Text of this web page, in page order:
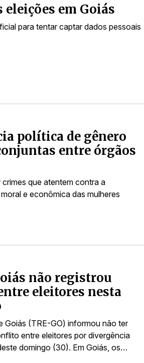
eleições em Goiás
para tentar captar dados pessoais
política de gênero
entre órgãos
que atentem contra a
e econômica das mulheres
não registrou
eleitores nesta
Goiás (TRE-GO) informou não ter
entre eleitores por divergência
domingo (30). Em Goiás, os…